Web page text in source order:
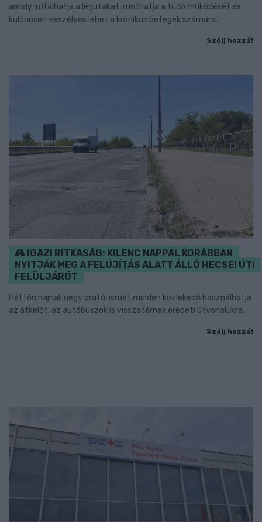
amely irritálhatja a légutakat, ronthatja a tüdő működését és
különösen veszélyes lehet a krónikus betegek számára.
Szólj hozzá!
IGAZI RITKASÁG: KILENC NAPPAL KORÁBBAN
NYITJÁK MEG A FELÚJÍTÁS ALATT ÁLLÓ HECSEI ÚTI
FELÜLJÁRÓT
Hétfőn hajnali négy órától ismét minden közlekedő használhatja
az átkelőt, az autóbuszok is visszatérnek eredeti útvonalukra.
Szólj hozzá!